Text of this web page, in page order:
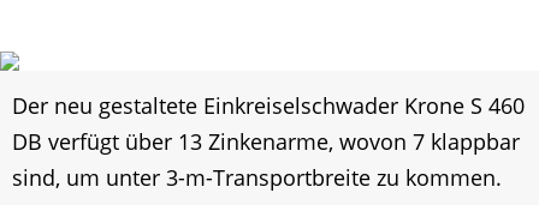
Der neu gestaltete Einkreiselschwader Krone S 460
DB verfügt über 13 Zinkenarme, wovon 7 klappbar
sind, um unter 3-m-Transportbreite zu kommen.